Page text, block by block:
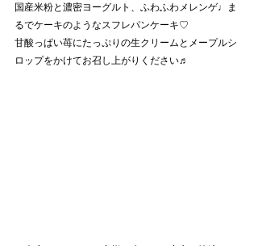
国産米粉と濃密ヨーグルト、ふわふわメレンゲ♩ま
るでケーキのようなスフレパンケーキ♡
甘酸っぱい苺にたっぷりの生クリームとメープルシ
ロップをかけてお召し上がりください♬